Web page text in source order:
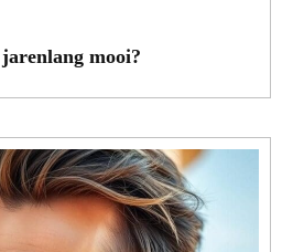
mooi?